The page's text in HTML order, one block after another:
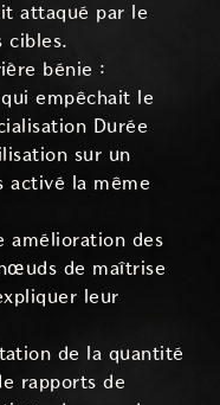
attaqué par le
cibles.
bénie :
empêchait le
Durée
sur un
activé la même
amélioration des
de maîtrise
leur
de la quantité
rapports de